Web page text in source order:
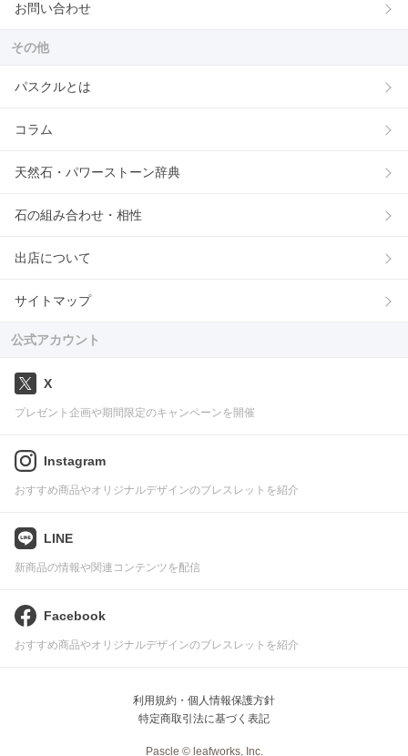
お問い合わせ
その他
パスクルとは
コラム
天然石・パワーストーン辞典
石の組み合わせ・相性
出店について
サイトマップ
公式アカウント
X
プレゼント企画や期間限定のキャンペーンを開催
Instagram
おすすめ商品やオリジナルデザインのブレスレットを紹介
LINE
新商品の情報や関連コンテンツを配信
Facebook
おすすめ商品やオリジナルデザインのブレスレットを紹介
利用規約・個人情報保護方針
特定商取引法に基づく表記
Pascle © leafworks, Inc.